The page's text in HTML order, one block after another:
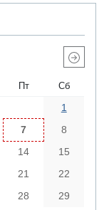
Пт Сб
1
7
8
14
15
21
22
28
29